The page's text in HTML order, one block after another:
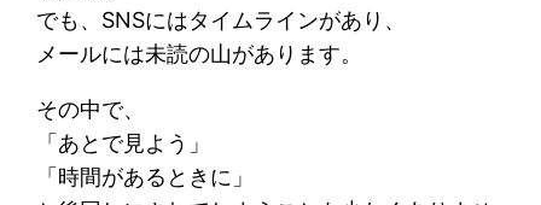
でも、SNSにはタイムラインがあり、
メールには未読の山があります。
その中で、
「あとで見よう」
「時間があるときに」